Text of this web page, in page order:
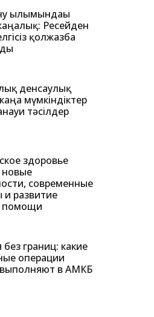
ғылымындағы
Ресейден
қолжазба
денсаулық
мүмкіндіктер
тәсілдер
здоровье
новые
современные
развитие
помощи
без границ: какие
операции
выполняют в АМКБ